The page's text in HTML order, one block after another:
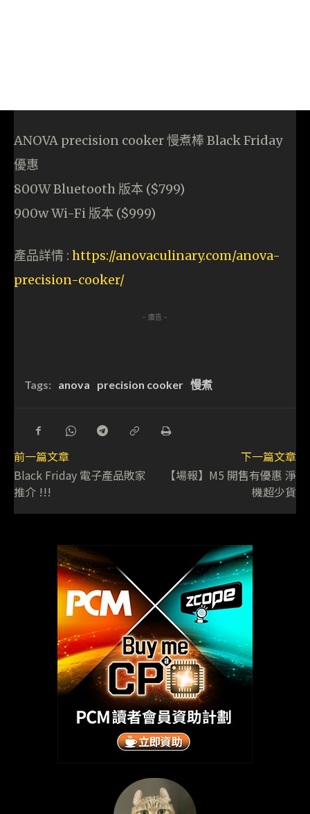
ANOVA precision cooker 慢煮棒 Black Friday
優惠
800W Bluetooth 版本 ($799)
900w Wi-Fi 版本 ($999)
產品詳情 : https://anovaculinary.com/anova-
precision-cooker/
- 廣告 -
Tags: anova precision cooker 慢煮
前一篇文章
Black Friday 電子產品敗家
推介 !!!
下一篇文章
【場報】M5 開售有優惠 淨
機超少貨